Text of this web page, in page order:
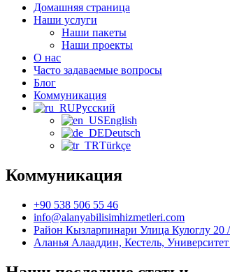
Домашняя страница
Наши услуги
Наши пакеты
Наши проекты
О нас
Часто задаваемые вопросы
Блог
Коммуникация
Русский
English
Deutsch
Türkçe
Коммуникация
+90 538 506 55 46
info@alanyabilisimhizmetleri.com
Район Кызларпинари Улица Кулоглу 20
Аланья Алааддин, Кестель,